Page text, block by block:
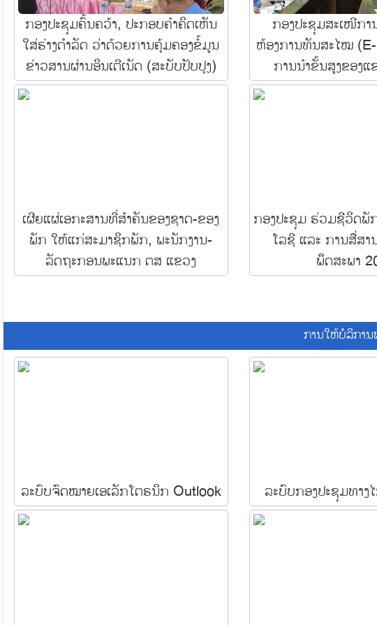
ກອງປະຊຸມຄົ້ນຄວ້າ, ປະກອບຄຳຄິດເຫັນ
ໃສ່ຮ່າງດຳລັດ ວ່າດ້ວຍການຄຸ້ມຄອງຂໍ້ມູນ
ຂ່າວສານຜ່ານອິນເຕີເນັດ (ສະບັບປັບປຸງ)
ກອງປະຊຸມສະເໜີກາ
ຫ້ອງການທັນສະໄໝ
ການນໍາຂັ້ນສູງຂອງແ
ເຜີຍແຜ່ເອກະສານທີ່ສຳຄັນຂອງຊາດ-ຂອງ
ພັກ ໃຫ້ແກ່ສະມາຊິກພັກ, ພະນັກງານ-
ລັດຖະກອນພະແນກ ຕສ ແຂວງ
ກອງປະຊຸມ ຮ່ວມຊີວິດພັ
ໂລຊີ ແລະ ການສື່ສາ
ພຶດສະພາ
ການໃຫ້ບໍລິການ
ລະບົບຈົດໝາຍເອເລັກໂຕຣນິກ Outlook ລະບົບກອງປະຊຸມທາງ